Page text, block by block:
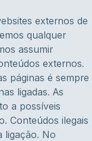
externos de
qualquer
assumir
externos.
páginas é sempre
ligadas. As
a possíveis
Conteúdos ilegais
ligação. No